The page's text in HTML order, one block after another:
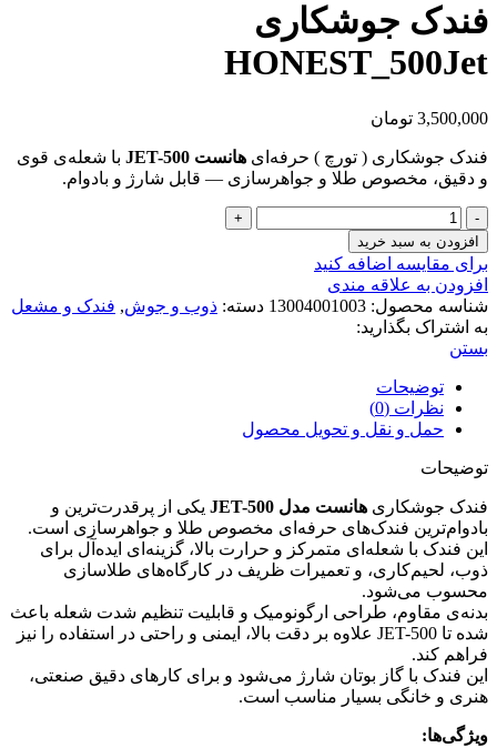
فندک جوشکاری
HONEST_500Jet
3,500,000 تومان
فندک جوشکاری ( تورچ ) حرفه‌ای هانست JET-500
با شعله‌ی قوی
و دقیق، مخصوص طلا و جواهرسازی — قابل شارژ و بادوام.
فندک
جوشکاری
HONEST_500Jet
عدد
افزودن به سبد خرید
برای مقایسه اضافه کنید
افزودن به علاقه مندی
شناسه محصول: 13004001003 دسته: ذوب و جوش, فندک و مشعل
به اشتراک بگذارید:
بستن
توضیحات
نظرات (0)
حمل و نقل و تحویل محصول
توضیحات
فندک جوشکاری هانست مدل JET-500
یکی از پرقدرت‌ترین و
بادوام‌ترین فندک‌های حرفه‌ای مخصوص طلا و جواهرسازی است.
این فندک با شعله‌ای متمرکز و حرارت بالا، گزینه‌ای ایده‌آل برای
ذوب، لحیم‌کاری، و تعمیرات ظریف در کارگاه‌های طلاسازی
محسوب می‌شود.
بدنه‌ی مقاوم، طراحی ارگونومیک و قابلیت تنظیم شدت شعله باعث
شده تا JET-500 علاوه بر دقت بالا، ایمنی و راحتی در استفاده را نیز
فراهم کند.
این فندک با گاز بوتان شارژ می‌شود و برای کارهای دقیق صنعتی،
هنری و خانگی بسیار مناسب است.
ویژگی‌ها: